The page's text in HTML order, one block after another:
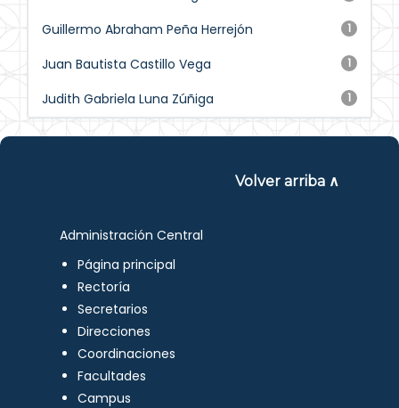
1
Guillermo Abraham Peña Herrejón
1
Juan Bautista Castillo Vega
1
Judith Gabriela Luna Zúñiga
Volver arriba ∧
Administración Central
Página principal
Rectoría
Secretarios
Direcciones
Coordinaciones
Facultades
Campus